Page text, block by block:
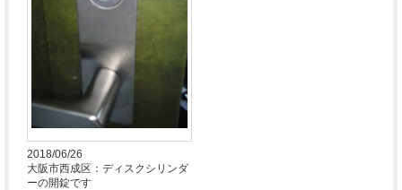
2018/06/26
大阪市西成区：ディスクシリンダ
ーの開錠です